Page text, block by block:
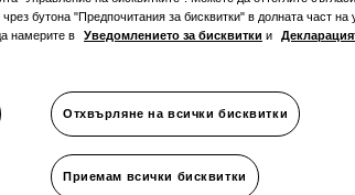
Декларация за
бутона "Предпочитания за бисквитки" в долната част на
намерите в
Уведомлението за бисквитки и
Отхвърляне на всички бисквитки
Приемам всички бисквитки